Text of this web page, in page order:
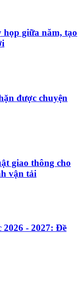
giữa năm, tạo
được chuyện
giao thông cho
vận tải
2026 - 2027: Đề